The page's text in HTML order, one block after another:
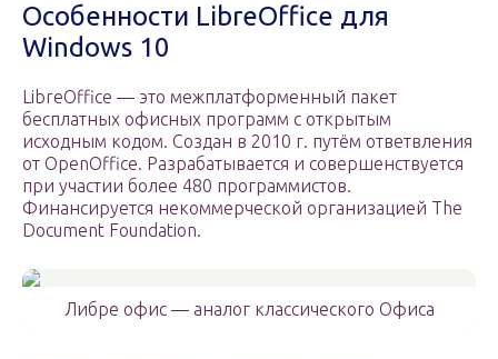
Особенности LibreOffice для
Windows 10
LibreOffice — это межплатформенный пакет
бесплатных офисных программ с открытым
исходным кодом. Создан в 2010 г. путём ответвления
от OpenOffice. Разрабатывается и совершенствуется
при участии более 480 программистов.
Финансируется некоммерческой организацией The
Document Foundation.
Либре офис — аналог классического Офиса